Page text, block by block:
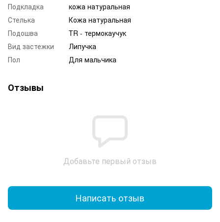
Подкладка
кожа натуральная
Стелька
Кожа натуральная
Подошва
TR - термокаучук
Вид застежки
Липучка
Пол
Для мальчика
Отзывы
Добавьте первый отзыв
Написать отзыв